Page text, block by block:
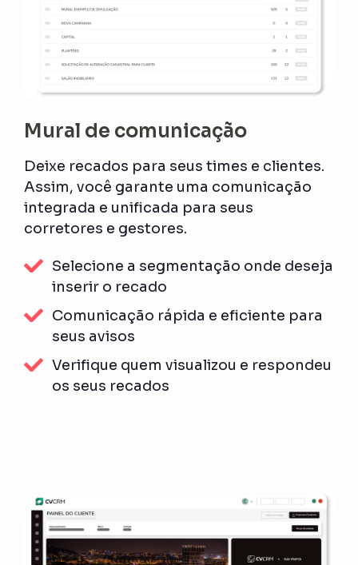
Mural de comunicação
Deixe recados para seus times e clientes.
Assim, você garante uma comunicação
integrada e unificada para seus
corretores e gestores.
Selecione a segmentação onde deseja
inserir o recado
Comunicação rápida e eficiente para
seus avisos
Verifique quem visualizou e respondeu
os seus recados